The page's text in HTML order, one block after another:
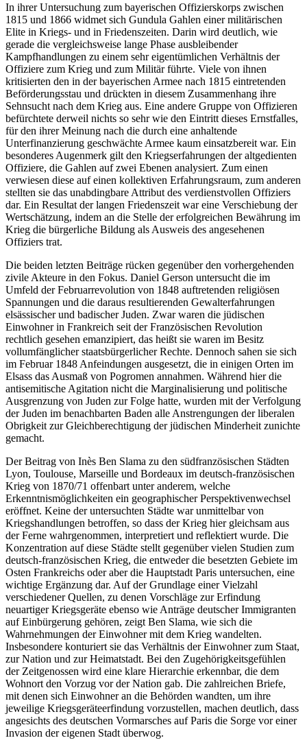
In ihrer Untersuchung zum bayerischen Offizierskorps zwischen
1815 und 1866 widmet sich Gundula Gahlen einer militärischen
Elite in Kriegs- und in Friedenszeiten. Darin wird deutlich, wie
gerade die vergleichsweise lange Phase ausbleibender
Kampfhandlungen zu einem sehr eigentümlichen Verhältnis der
Offiziere zum Krieg und zum Militär führte. Viele von ihnen
kritisierten den in der bayerischen Armee nach 1815 eintretenden
Beförderungsstau und drückten in diesem Zusammenhang ihre
Sehnsucht nach dem Krieg aus. Eine andere Gruppe von Offizieren
befürchtete derweil nichts so sehr wie den Eintritt dieses Ernstfalles,
für den ihrer Meinung nach die durch eine anhaltende
Unterfinanzierung geschwächte Armee kaum einsatzbereit war. Ein
besonderes Augenmerk gilt den Kriegserfahrungen der altgedienten
Offiziere, die Gahlen auf zwei Ebenen analysiert. Zum einen
verwiesen diese auf einen kollektiven Erfahrungsraum, zum anderen
stellten sie das unabdingbare Attribut des verdienstvollen Offiziers
dar. Ein Resultat der langen Friedenszeit war eine Verschiebung der
Wertschätzung, indem an die Stelle der erfolgreichen Bewährung im
Krieg die bürgerliche Bildung als Ausweis des angesehenen
Offiziers trat.
Die beiden letzten Beiträge rücken gegenüber den vorhergehenden
zivile Akteure in den Fokus. Daniel Gerson untersucht die im
Umfeld der Februarrevolution von 1848 auftretenden religiösen
Spannungen und die daraus resultierenden Gewalterfahrungen
elsässischer und badischer Juden. Zwar waren die jüdischen
Einwohner in Frankreich seit der Französischen Revolution
rechtlich gesehen emanzipiert, das heißt sie waren im Besitz
vollumfänglicher staatsbürgerlicher Rechte. Dennoch sahen sie sich
im Februar 1848 Anfeindungen ausgesetzt, die in einigen Orten im
Elsass das Ausmaß von Pogromen annahmen. Während hier die
antisemitische Agitation nicht die Marginalisierung und politische
Ausgrenzung von Juden zur Folge hatte, wurden mit der Verfolgung
der Juden im benachbarten Baden alle Anstrengungen der liberalen
Obrigkeit zur Gleichberechtigung der jüdischen Minderheit zunichte
gemacht.
Der Beitrag von Inès Ben Slama zu den südfranzösischen Städten
Lyon, Toulouse, Marseille und Bordeaux im deutsch-französischen
Krieg von 1870/71 offenbart unter anderem, welche
Erkenntnismöglichkeiten ein geographischer Perspektivenwechsel
eröffnet. Keine der untersuchten Städte war unmittelbar von
Kriegshandlungen betroffen, so dass der Krieg hier gleichsam aus
der Ferne wahrgenommen, interpretiert und reflektiert wurde. Die
Konzentration auf diese Städte stellt gegenüber vielen Studien zum
deutsch-französischen Krieg, die entweder die besetzten Gebiete im
Osten Frankreichs oder aber die Hauptstadt Paris untersuchen, eine
wichtige Ergänzung dar. Auf der Grundlage einer Vielzahl
verschiedener Quellen, zu denen Vorschläge zur Erfindung
neuartiger Kriegsgeräte ebenso wie Anträge deutscher Immigranten
auf Einbürgerung gehören, zeigt Ben Slama, wie sich die
Wahrnehmungen der Einwohner mit dem Krieg wandelten.
Insbesondere konturiert sie das Verhältnis der Einwohner zum Staat,
zur Nation und zur Heimatstadt. Bei den Zugehörigkeitsgefühlen
der Zeitgenossen wird eine klare Hierarchie erkennbar, die dem
Wohnort den Vorzug vor der Nation gab. Die zahlreichen Briefe,
mit denen sich Einwohner an die Behörden wandten, um ihre
jeweilige Kriegsgeräteerfindung vorzustellen, machen deutlich, dass
angesichts des deutschen Vormarsches auf Paris die Sorge vor einer
Invasion der eigenen Stadt überwog.